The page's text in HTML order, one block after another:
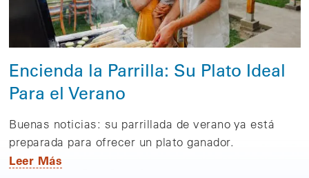
Encienda la Parrilla: Su Plato Ideal
Para el Verano
Buenas noticias: su parrillada de verano ya está
preparada para ofrecer un plato ganador.
Leer Más